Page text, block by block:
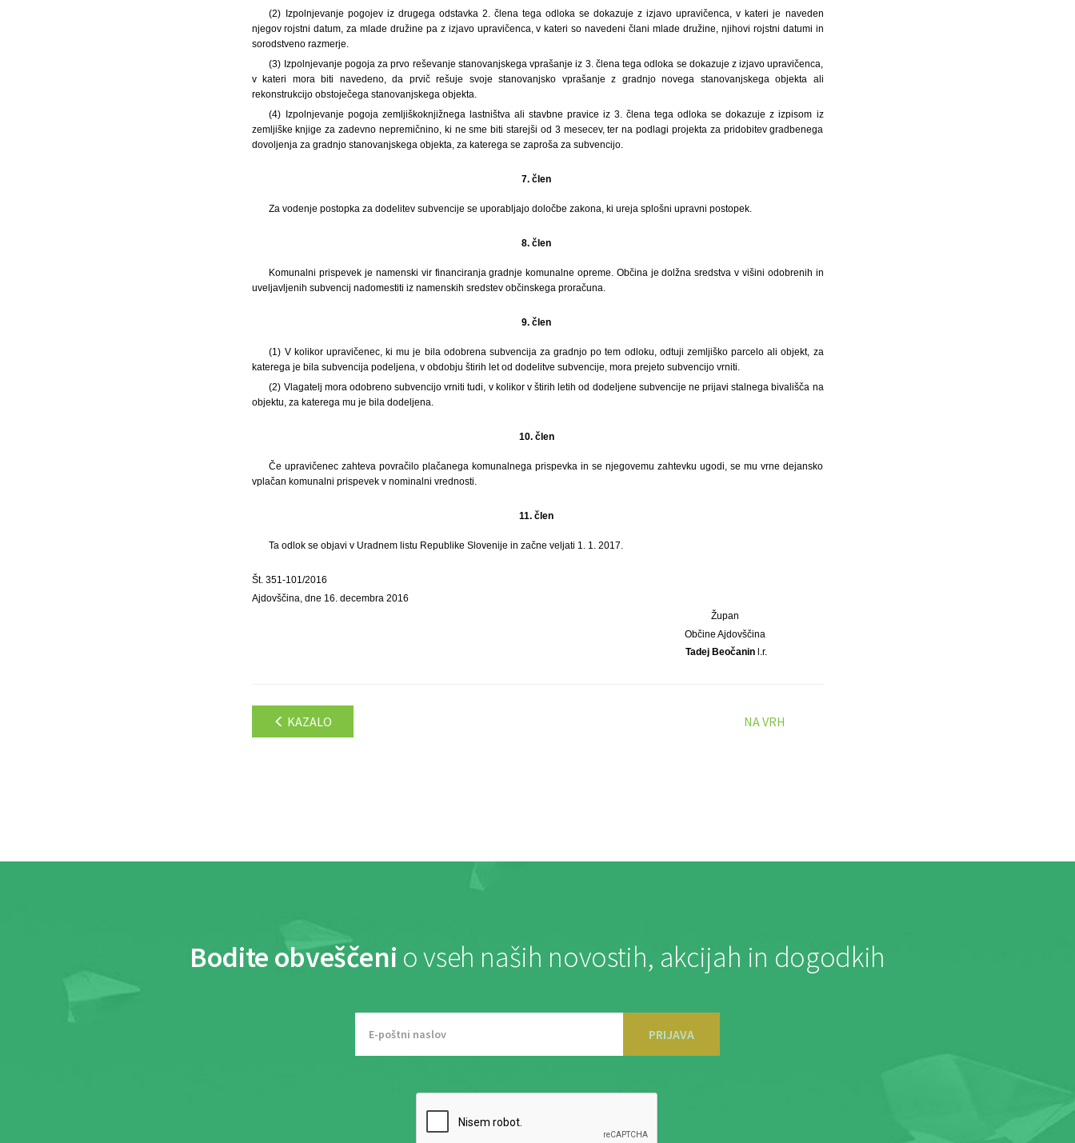
(2) Izpolnjevanje pogojev iz drugega odstavka 2. člena tega odloka se dokazuje z izjavo upravičenca, v kateri je naveden
njegov rojstni datum, za mlade družine pa z izjavo upravičenca, v kateri so navedeni člani mlade družine, njihovi rojstni datumi in
sorodstveno razmerje.
(3) Izpolnjevanje pogoja za prvo reševanje stanovanjskega vprašanje iz 3. člena tega odloka se dokazuje z izjavo upravičenca,
v kateri mora biti navedeno, da prvič rešuje svoje stanovanjsko vprašanje z gradnjo novega stanovanjskega objekta ali
rekonstrukcijo obstoječega stanovanjskega objekta.
(4) Izpolnjevanje pogoja zemljiškoknjižnega lastništva ali stavbne pravice iz 3. člena tega odloka se dokazuje z izpisom iz
zemljiške knjige za zadevno nepremičnino, ki ne sme biti starejši od 3 mesecev, ter na podlagi projekta za pridobitev gradbenega
dovoljenja za gradnjo stanovanjskega objekta, za katerega se zaproša za subvencijo.
7. člen
Za vodenje postopka za dodelitev subvencije se uporabljajo določbe zakona, ki ureja splošni upravni postopek.
8. člen
Komunalni prispevek je namenski vir financiranja gradnje komunalne opreme. Občina je dolžna sredstva v višini odobrenih in
uveljavljenih subvencij nadomestiti iz namenskih sredstev občinskega proračuna.
9. člen
(1) V kolikor upravičenec, ki mu je bila odobrena subvencija za gradnjo po tem odloku, odtuji zemljiško parcelo ali objekt, za
katerega je bila subvencija podeljena, v obdobju štirih let od dodelitve subvencije, mora prejeto subvencijo vrniti.
(2) Vlagatelj mora odobreno subvencijo vrniti tudi, v kolikor v štirih letih od dodeljene subvencije ne prijavi stalnega bivališča na
objektu, za katerega mu je bila dodeljena.
10. člen
Če upravičenec zahteva povračilo plačanega komunalnega prispevka in se njegovemu zahtevku ugodi, se mu vrne dejansko
vplačan komunalni prispevek v nominalni vrednosti.
11. člen
Ta odlok se objavi v Uradnem listu Republike Slovenije in začne veljati 1. 1. 2017.
Št. 351-101/2016
Ajdovščina, dne 16. decembra 2016
Župan
Občine Ajdovščina
Tadej Beočaninl.r.
KAZALO NA VRH
Bodite obveščeni o vseh naših novostih, akcijah in dogodkih
PRIJAVA